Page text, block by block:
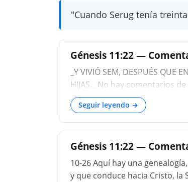
"Cuando Serug tenía
Génesis 11:22 —
_Y VIVIÓ SEM, DESPUÉS QUE
HIJAS._ No hay comentarios
Seguir leyendo →
Génesis 11:22 —
10-26 Aquí hay una
y que conduce hacia Cristo,